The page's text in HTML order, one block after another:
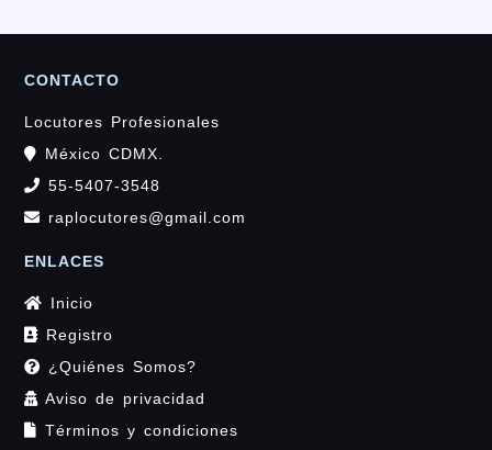
CONTACTO
Locutores Profesionales
México CDMX.
55-5407-3548
raplocutores@gmail.com
ENLACES
Inicio
Registro
¿Quiénes Somos?
Aviso de privacidad
Términos y condiciones